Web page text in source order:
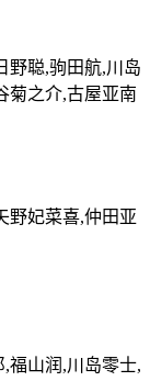
野聪,驹田航,川岛
菊之介,古屋亚南
野妃菜喜,仲田亚
福山润,川岛零士,